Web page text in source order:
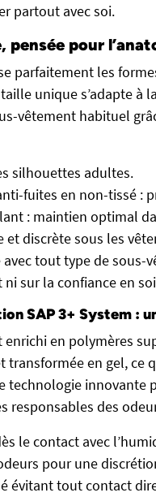
partout avec soi.
pensée pour
parfaitement les
unique s’adapte
vêtement habituel
silhouettes adultes.
fuites en non-tissé :
: maintien optimal
discrète sous les
tout type de sous-
sur la confiance en
SAP 3+ System :
en polymères
transformée en gel, ce
technologie
responsables des
le contact avec
pour une
évitant tout contact